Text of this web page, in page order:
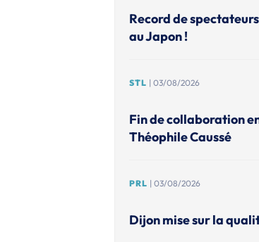
Record de
au Japon !
STL | 03/08/2026
Fin de collaboration
Théophile Caussé
PRL | 03/08/2026
Dijon mise sur la